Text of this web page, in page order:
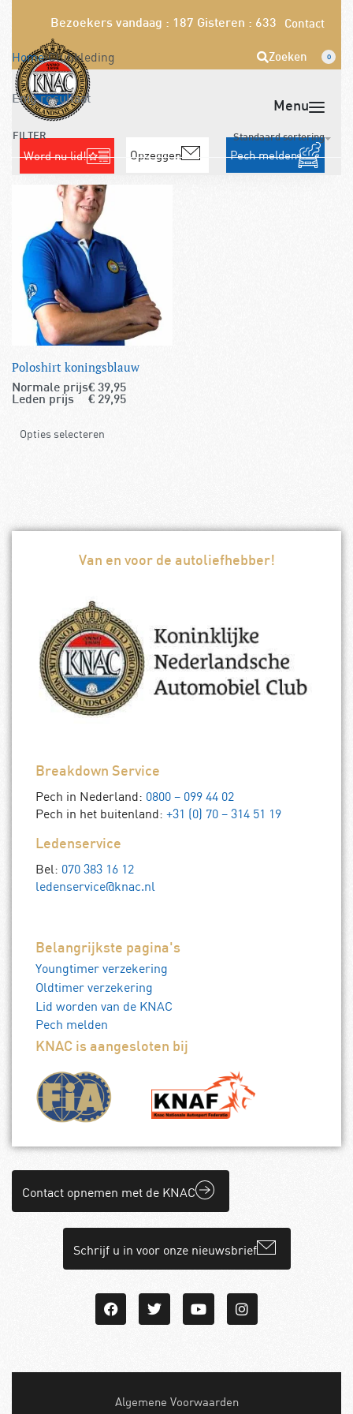
Bezoekers vandaag : 187 Gisteren : 633 Contact
Zoeken 0
Word nu lid! Opzeggen Pech melden
Home›Clubkleding
Enig resultaat
Standaard sortering
FILTER
Poloshirt koningsblauw
Normale prijs€ 39,95
Leden prijs
€ 29,95
Opties selecteren
Van en voor de autoliefhebber!
Breakdown Service
Pech in Nederland: 0800 – 099 44 02
Pech in het buitenland: +31 (0) 70 – 314 51 19
Ledenservice
Bel: 070 383 16 12
ledenservice@knac.nl
Belangrijkste pagina's
Youngtimer verzekering
Oldtimer verzekering
Lid worden van de KNAC
Pech melden
KNAC is aangesloten bij
Contact opnemen met de KNAC
Schrijf u in voor onze nieuwsbrief
Algemene Voorwaarden